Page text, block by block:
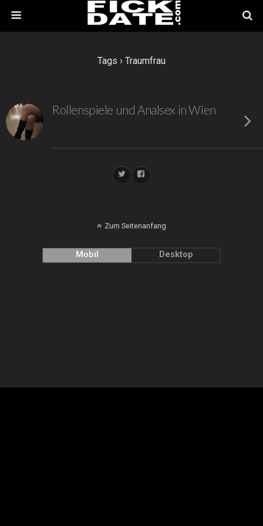
Tags › Traumfrau
Rollenspiele und Analsex in Wien
Zum Seitenanfang
Mobil Desktop